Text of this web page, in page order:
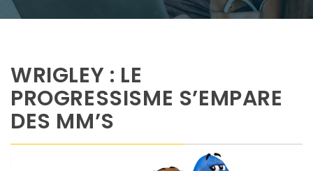
WRIGLEY : LE
PROGRESSISME S’EMPARE
DES MM’S